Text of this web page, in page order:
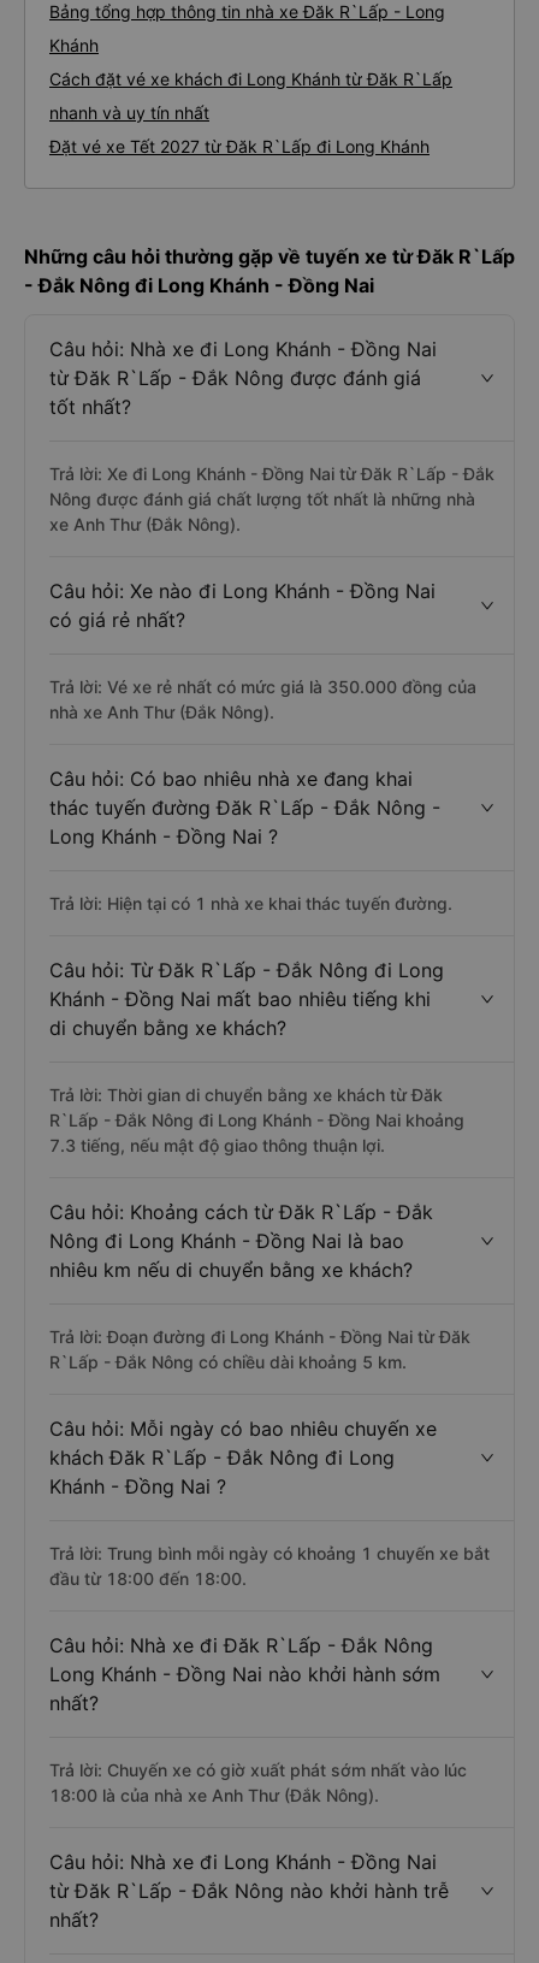
Bảng tổng hợp thông tin nhà xe Đăk R`Lấp - Long
Khánh
Cách đặt vé xe khách đi Long Khánh từ Đăk R`Lấp
nhanh và uy tín nhất
Đặt vé xe Tết 2027 từ Đăk R`Lấp đi Long Khánh
Những câu hỏi thường gặp về tuyến xe từ Đăk R`Lấp
- Đắk Nông đi Long Khánh - Đồng Nai
Câu hỏi: Nhà xe đi Long Khánh - Đồng Nai
từ Đăk R`Lấp - Đắk Nông được đánh giá
tốt nhất?
Trả lời: Xe đi Long Khánh - Đồng Nai từ Đăk R`Lấp - Đắk
Nông được đánh giá chất lượng tốt nhất là những nhà
xe Anh Thư (Đắk Nông).
Câu hỏi: Xe nào đi Long Khánh - Đồng Nai
có giá rẻ nhất?
Trả lời: Vé xe rẻ nhất có mức giá là 350.000 đồng của
nhà xe Anh Thư (Đắk Nông).
Câu hỏi: Có bao nhiêu nhà xe đang khai
thác tuyến đường Đăk R`Lấp - Đắk Nông -
Long Khánh - Đồng Nai ?
Trả lời: Hiện tại có 1 nhà xe khai thác tuyến đường.
Câu hỏi: Từ Đăk R`Lấp - Đắk Nông đi Long
Khánh - Đồng Nai mất bao nhiêu tiếng khi
di chuyển bằng xe khách?
Trả lời: Thời gian di chuyển bằng xe khách từ Đăk
R`Lấp - Đắk Nông đi Long Khánh - Đồng Nai khoảng
7.3 tiếng, nếu mật độ giao thông thuận lợi.
Câu hỏi: Khoảng cách từ Đăk R`Lấp - Đắk
Nông đi Long Khánh - Đồng Nai là bao
nhiêu km nếu di chuyển bằng xe khách?
Trả lời: Đoạn đường đi Long Khánh - Đồng Nai từ Đăk
R`Lấp - Đắk Nông có chiều dài khoảng 5 km.
Câu hỏi: Mỗi ngày có bao nhiêu chuyến xe
khách Đăk R`Lấp - Đắk Nông đi Long
Khánh - Đồng Nai ?
Trả lời: Trung bình mỗi ngày có khoảng 1 chuyến xe bắt
đầu từ 18:00 đến 18:00.
Câu hỏi: Nhà xe đi Đăk R`Lấp - Đắk Nông
Long Khánh - Đồng Nai nào khởi hành sớm
nhất?
Trả lời: Chuyến xe có giờ xuất phát sớm nhất vào lúc
18:00 là của nhà xe Anh Thư (Đắk Nông).
Câu hỏi: Nhà xe đi Long Khánh - Đồng Nai
từ Đăk R`Lấp - Đắk Nông nào khởi hành trễ
nhất?